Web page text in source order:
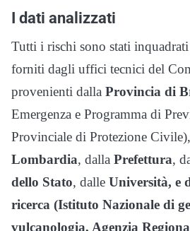
I dati analizzati
Tutti i rischi sono stati
forniti dagli uffici tecnici del
provenienti dalla Provincia di
Emergenza e Programma di
Provinciale di Protezione
Lombardia, dalla Prefettura,
dello Stato, dalle Università, e
ricerca (Istituto Nazionale di
vulcanologia, Agenzia